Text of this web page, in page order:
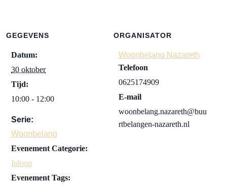
GEGEVENS
Datum:
30 oktober
Tijd:
10:00 - 12:00
Serie:
Woonbelang
Evenement Categorie:
Inloop
Evenement Tags:
ORGANISATOR
Woonbelang Nazareth
Telefoon
0625174909
E-mail
woonbelang.nazareth@buu
rtbelangen-nazareth.nl